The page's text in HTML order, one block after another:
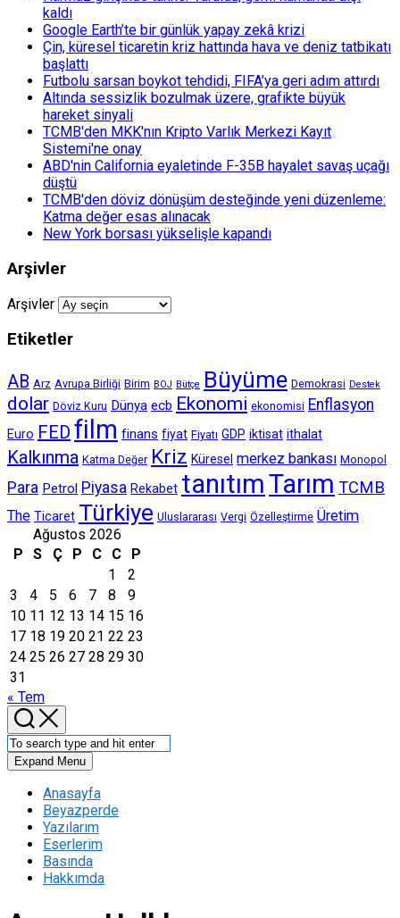
kaldı
Google Earth’te bir günlük yapay zekâ krizi
Çin, küresel ticaretin kriz hattında hava ve deniz tatbikatı
başlattı
Futbolu sarsan boykot tehdidi, FIFA’ya geri adım attırdı
Altında sessizlik bozulmak üzere, grafikte büyük
hareket sinyali
TCMB'den MKK'nın Kripto Varlık Merkezi Kayıt
Sistemi'ne onay
ABD'nin California eyaletinde F-35B hayalet savaş uçağı
düştü
TCMB'den döviz dönüşüm desteğinde yeni düzenleme:
Katma değer esas alınacak
New York borsası yükselişle kapandı
Arşivler
Arşivler
Etiketler
AB Arz Avrupa Birliği Birim BOJ Bütçe Büyüme Demokrasi Destek
dolar Döviz Kuru Dünya ecb Ekonomi ekonomisi Enflasyon
Euro FED film finans fiyat Fiyatı GDP iktisat ithalat
Kalkınma Katma Değer Kriz Küresel merkez bankası Monopol
Para Petrol Piyasa Rekabet tanıtımTarım TCMB
The Ticaret Türkiye Uluslararası Vergi Özelleştirme Üretim
Ağustos 2026
P
S Ç P C C
P
1
2
3
4 5 6 7 8
9
10 11 12 13 14 15 16
17 18 19 20 21 22 23
24 25 26 27 28 29 30
31
« Tem
Expand Menu
Anasayfa
Beyazperde
Yazılarım
Eserlerim
Basında
Hakkımda